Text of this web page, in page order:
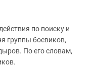
В ЧЕЧНЕ
АКТИВИСТОВ
И ПРОТЕСТЫ
по поиску и
группы боевиков,
По его словам,